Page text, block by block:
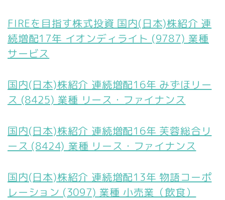
FIREを目指す株式投資 国内(日本)株紹介 連
続増配17年 イオンディライト (9787) 業種
サービス
国内(日本)株紹介 連続増配16年 みずほリー
ス (8425) 業種 リース・ファイナンス
国内(日本)株紹介 連続増配16年 芙蓉総合リ
ース (8424) 業種 リース・ファイナンス
国内(日本)株紹介 連続増配13年 物語コーポ
レーション (3097) 業種 小売業（飲食）